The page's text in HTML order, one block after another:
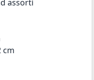
assorti
cm